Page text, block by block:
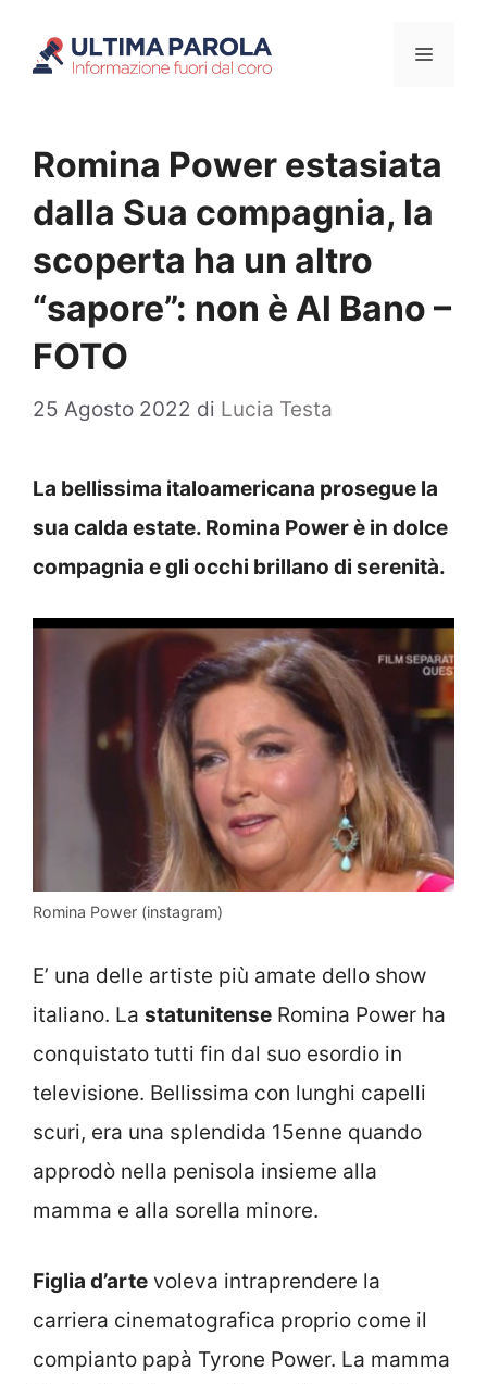
Menu
Romina Power estasiata
dalla Sua compagnia, la
scoperta ha un altro
“sapore”: non è Al Bano –
FOTO
25 Agosto 2022 di Lucia Testa
La bellissima italoamericana prosegue la
sua calda estate. Romina Power è in dolce
compagnia e gli occhi brillano di serenità.
Romina Power (instagram)
E’ una delle artiste più amate dello show
italiano. La statunitense Romina Power ha
conquistato tutti fin dal suo esordio in
televisione. Bellissima con lunghi capelli
scuri, era una splendida 15enne quando
approdò nella penisola insieme alla
mamma e alla sorella minore.
Figlia d’arte voleva intraprendere la
carriera cinematografica proprio come il
compianto papà Tyrone Power. La mamma